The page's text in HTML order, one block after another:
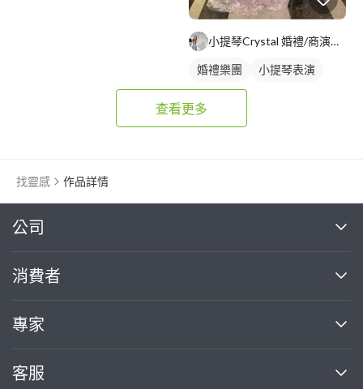
小提琴Crystal 婚禮/商演樂手/音樂家教/語言家教
婚禮樂團 小提琴表演
查看更多
找靈感 作品詳情
公司
關於我們
部落格
加入我們
消費者
買服務
熱門服務
專家
案件中心
客服
繼續完成